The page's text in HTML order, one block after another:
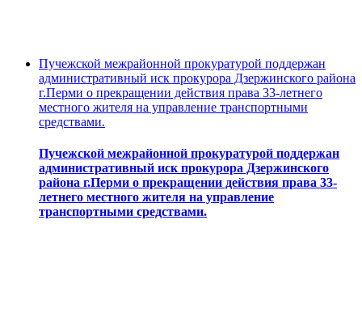
Пучежской межрайонной прокуратурой поддержан
административный иск прокурора Дзержинского района
г.Перми о прекращении действия права 33-летнего
местного жителя на управление транспортными
средствами.
Пучежской межрайонной прокуратурой поддержан
административный иск прокурора Дзержинского
района г.Перми о прекращении действия права 33-
летнего местного жителя на управление
транспортными средствами.